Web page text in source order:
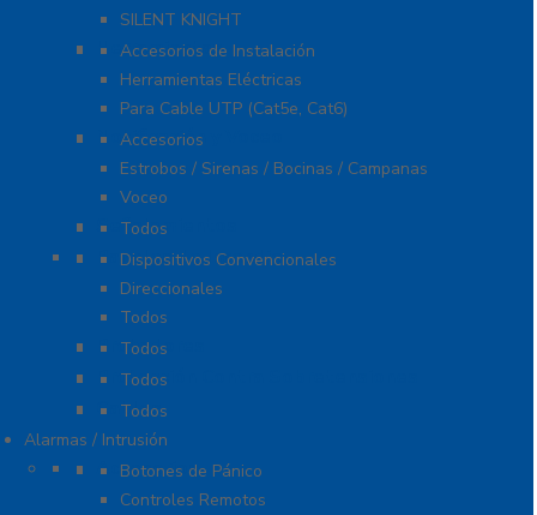
SILENT KNIGHT
Herramientas
Accesorios de Instalación
Herramientas Eléctricas
Para Cable UTP (Cat5e, Cat6)
Notificación y Voceo
Accesorios
Estrobos / Sirenas / Bocinas / Campanas
Voceo
Señalamientos
Todos
Paneles de Incendio
Dispositivos Convencionales
Direccionales
Todos
Probadores
Todos
Protección Contra Sobretensiones
Todos
Cables
Todos
Alarmas / Intrusión
Accesorios
Botones de Pánico
Controles Remotos